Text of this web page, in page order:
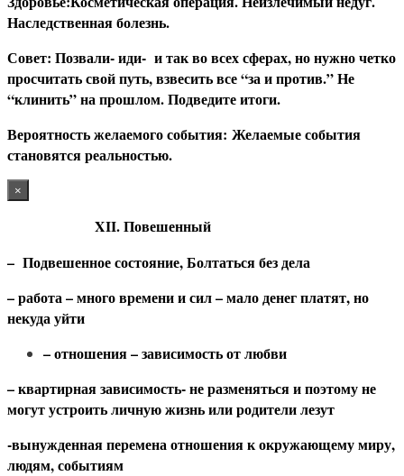
Наследственная болезнь.
Совет: Позвали- иди- и так во всех сферах, но нужно четко
просчитать свой путь, взвесить все “за и против.” Не
“клинить” на прошлом. Подведите итоги.
Вероятность желаемого события: Желаемые события
становятся реальностью.
×
XII. Повешенный
– Подвешенное состояние, Болтаться без дела
– работа – много времени и сил – мало денег платят, но
некуда уйти
– отношения – зависимость от любви
– квартирная зависимость- не разменяться и поэтому не
могут устроить личную жизнь или родители лезут
-вынужденная перемена отношения к окружающему миру,
людям, событиям